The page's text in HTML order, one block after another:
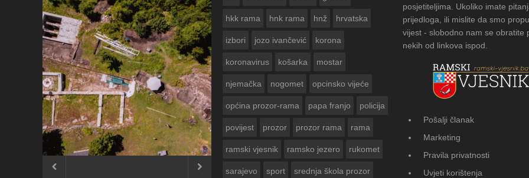
ČESTITKA RAMSKOG VJESNIKA ZA
USKRS 2023. GODINE
FOTOGALERIJA: Čuvanje običaja u
 
hkk rama hnk rama hnž hrvatska
izbori jozo ivančević korona
koronavirus košarka mostar
njemačka nogomet opcinsko vijeće
općina prozor-rama papa franjo policija
povijest prozor prozor rama rama
ramski vjesnik ramsko jezero rukomet
sarajevo sport srednja škola prozor
posjetiteljima. Ukoliko imate
prijedloga, ili mislite da smo
vijest - slobodno nam se obratite
nekih od linkova ispod.
Pošalji članak
Marketing
Pravila privatnosti
Uvjeti korištenja